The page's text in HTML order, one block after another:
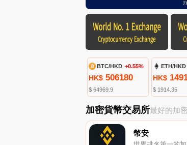
BTC/HKD +0.55%
HK$ 506180
$ 64969.9
ETH/HKD
HK$
$ 1914.35
加密貨幣交易所最好的加
幣安